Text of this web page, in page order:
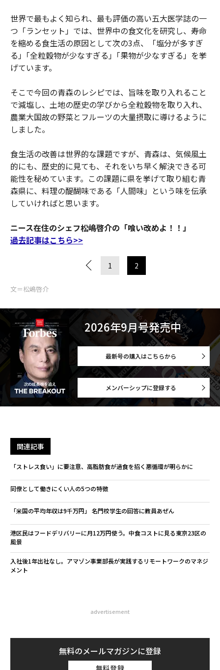
世界で最もよく知られ、最も評価の高い五大医学誌の一
つ「ランセット」では、世界中の食文化を研究し、寿命
を縮める食生活の原因として次の3点、「塩分が多すぎ
る」｢全粒穀物が少なすぎる｣「果物が少なすぎる」を挙
げています。
そこで今回の青森のレシピでは、旨味を取り入れること
で減塩し、土地の歴史の学びから全粒穀物を取り入れ、
農業大国故の野菜とフルーツの大量摂取に導けるように
しました。
食生活の改善は世界的な課題ですが、青森は、気候風土
的にも、歴史的に見ても、それをいち早く解決できる可
能性を秘めています。この課題に県を挙げて取り組む青
森県に、料理の醍醐味である「人間味」という味を伝承
していければと思います。
ニース在住のシェフ松嶋啓介の「喰い改めよ！！」
過去記事はこちら>>
1 2
文＝松嶋啓介
2026年9月号発売中
最新号の購入はこちらから
メンバーシップに登録する
関連記事
「ストレス食い」に要注意、高脂肪食が過食を招く悪循環が明らかに
同僚として働きにくい人の5つの特徴
「米国の平均年収は9千万円」 名門校学生の回答に教員あぜん
港区民はフードデリバリーに月12万円使う。中食コストに見る東京23区の
風景
入社後1年出社なし。アマゾン事業部長が実践するリモートワークのマネジ
メント
advertisement
無料のメールマガジンに登録
無料登録